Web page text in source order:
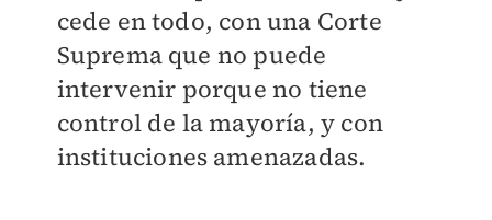
cede en todo, con una Corte
Suprema que no puede
intervenir porque no tiene
control de la mayoría, y con
instituciones amenazadas.